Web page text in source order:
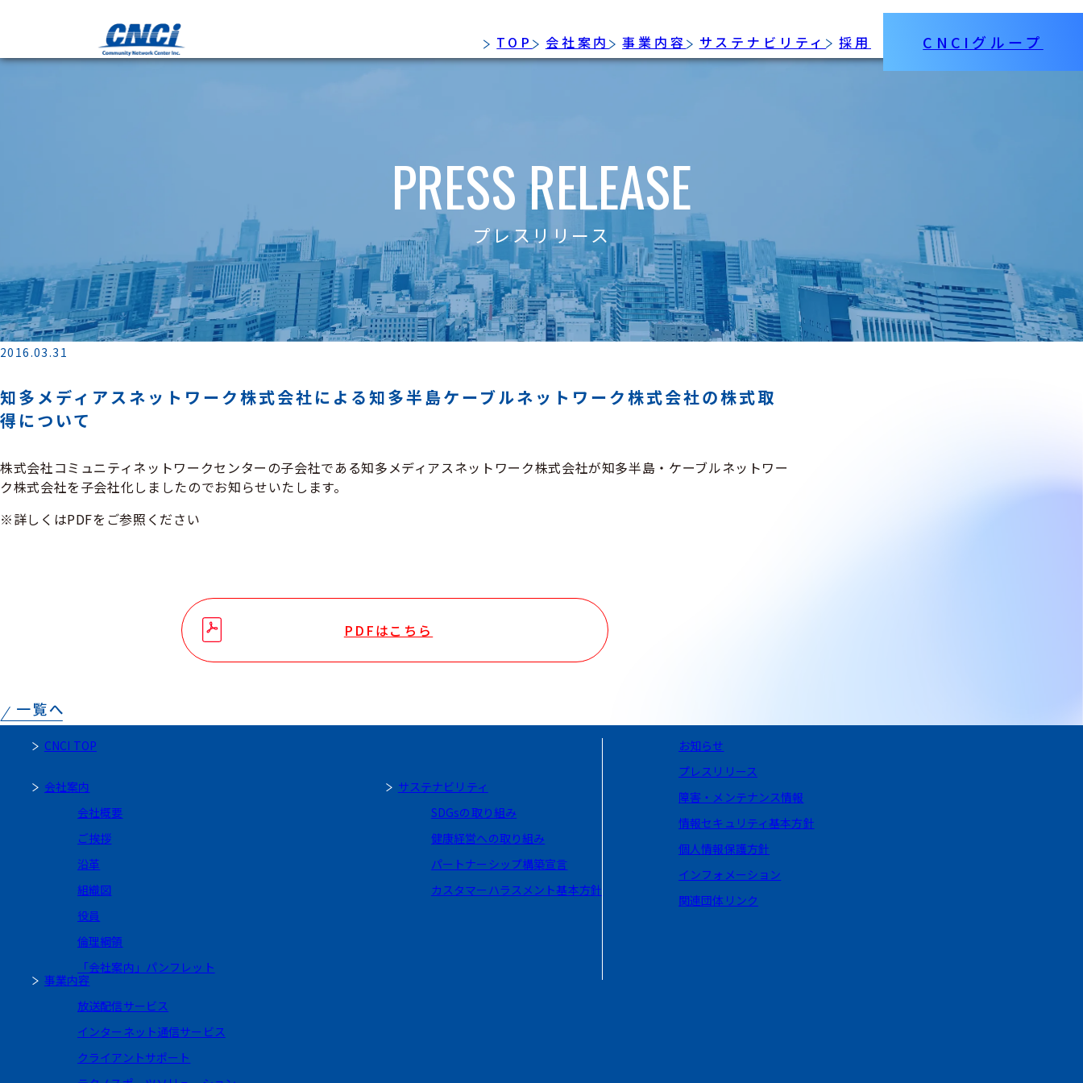
TOP 会社案内 事業内容 サステナビリティ 採用 CNCIグループ
PRESS RELEASE
プレスリリース
2016.03.31
知多メディアスネットワーク株式会社による知多半島ケーブルネットワーク株式会社の株式取
得について
株式会社コミュニティネットワークセンターの子会社である知多メディアスネットワーク株式会社が知多半島・ケーブルネットワー
ク株式会社を子会社化しましたのでお知らせいたします。
※詳しくはPDFをご参照ください
PDFはこちら
CNCI TOP
会社案内
会社概要
ご挨拶
沿革
組織図
役員
倫理綱領
「会社案内」パンフレット
サステナビリティ
SDGsの取り組み
健康経営への取り組み
パートナーシップ構築宣言
カスタマーハラスメント基本方針
事業内容
放送配信サービス
インターネット通信サービス
クライアントサポート
お知らせ
プレスリリース
障害・メンテナンス情報
情報セキュリティ基本方針
個人情報保護方針
インフォメーション
関連団体リンク